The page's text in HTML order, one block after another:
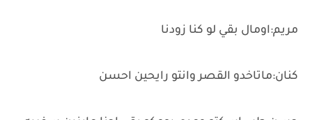
مريم:اومال بقي لو كنا زودنا
كنان:ماتاخدو القصر وانتو رايحين احسن